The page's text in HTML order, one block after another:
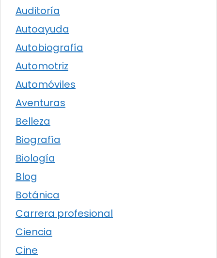
Auditoría
Autoayuda
Autobiografía
Automotriz
Automóviles
Aventuras
Belleza
Biografía
Biología
Blog
Botánica
Carrera profesional
Ciencia
Cine